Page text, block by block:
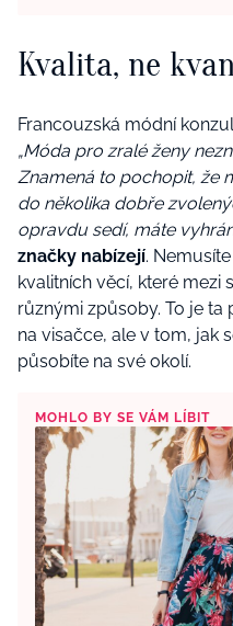
Kvalita, ne
Francouzská módní
„Móda pro zralé ženy
Znamená to pochopit, že
do několika dobře
opravdu sedí, máte
značky nabízejí.
kvalitních věcí, které mezi
různými způsoby. To je ta
na visačce, ale v tom, jak
působíte na své okolí.
MOHLO BY SE VÁM LÍBIT